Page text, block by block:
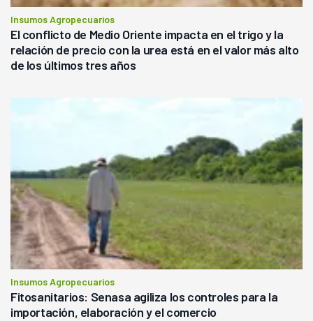
Insumos Agropecuarios
El conflicto de Medio Oriente impacta en el trigo y la
relación de precio con la urea está en el valor más alto
de los últimos tres años
Insumos Agropecuarios
Fitosanitarios: Senasa agiliza los controles para la
importación, elaboración y el comercio